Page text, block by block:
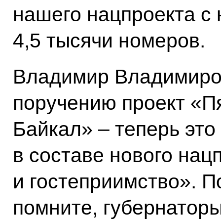
нашего нацпроекта с
4,5 тысячи номеров.
Владимир
поручению проект
Байкал» – теперь
в составе нового
и гостеприимство».
помните,